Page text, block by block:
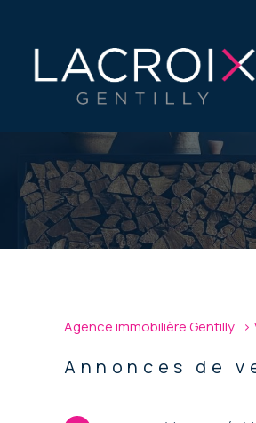
Agence immobilière Gentilly
Annonces de